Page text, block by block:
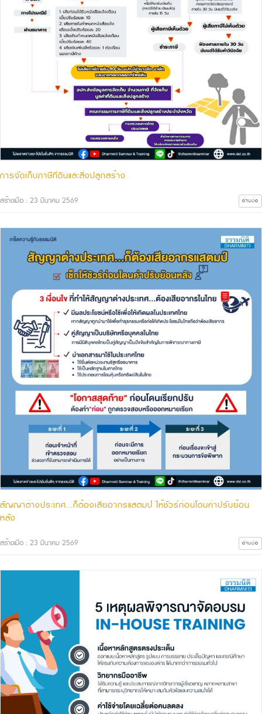
การจัดเก็บภาษีที่ดินและสิ่งปลูกสร้าง
สร้างเมื่อ : 23 มีนาคม 2569 อ่านต่อ
สัญญาต่างประเทศ...ก็ต้องเสียอากรแสตมป์ ให้ชัวร์ก่อนโดนค่าปรับย้อน
หลัง
สร้างเมื่อ : 23 มีนาคม 2569 อ่านต่อ